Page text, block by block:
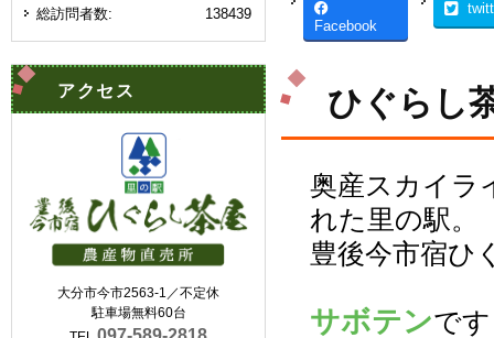
Facebook
ひぐらし
奥産スカイラ
れた里の駅。
豊後今市宿ひ
サボテンで
138439
総訪問者数:
アクセス
大分市今市2563-1／不定休
駐車場無料60台